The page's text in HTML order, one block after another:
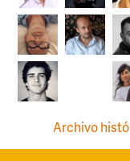
Archivo